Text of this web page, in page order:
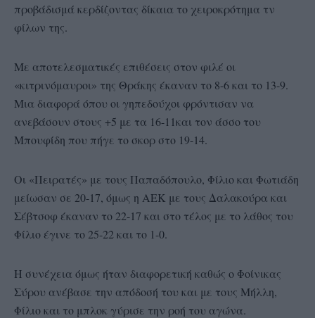
προβάδισμά κερδίζοντας δίκαια το χειροκρότημα τν
φίλων της.
Με αποτελεσματικές επιθέσεις στον φιλέ οι
«κιτρινόμαυροι» της Θράκης έκαναν το 8-6 και το 13-9.
Μια διαφορά όπου οι γηπεδούχοι φρόντισαν να
ανεβάσουν στους +5 με τα 16-11και τον άσσο του
Μπουφίδη που πήγε το σκορ στο 19-14.
Οι «Πειρατές» με τους Παπαδόπουλο, Φίλιο και Φωτιάδη
μείωσαν σε 20-17, όμως η ΑΕΚ με τους Δαλακούρα και
Σέβτσοφ έκαναν το 22-17 και στο τέλος με το λάθος του
Φίλιο έγινε το 25-22 και το 1-0.
Η συνέχεια όμως ήταν διαφορετική καθώς ο Φοίνικας
Σύρου ανέβασε την απόδοσή του και με τους Μήλλη,
Φίλιο και το μπλοκ γύρισε την ροή του αγώνα.